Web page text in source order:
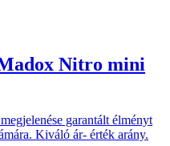
Nitro mini
garantált élményt
Kiváló ár- érték arány.